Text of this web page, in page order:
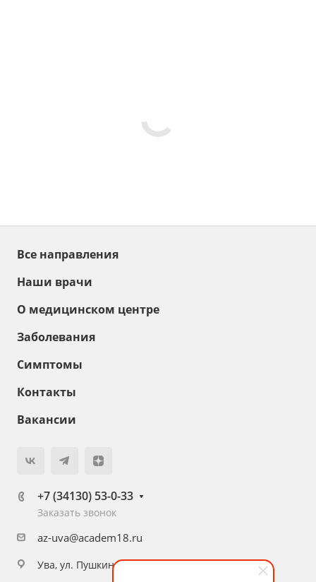
Все направления
Наши врачи
О медицинском центре
Заболевания
Симптомы
Контакты
Вакансии
+7 (34130) 53-0-33
Заказать звонок
az-uva@academ18.ru
Ува, ул. Пушкина, 36